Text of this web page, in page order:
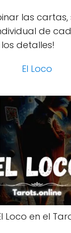
las cartas,
de
detalles!
El Loco
Loco en el